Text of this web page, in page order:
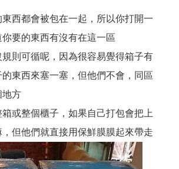
西都會被包在一起，所以你打開一
要的東西有沒有在這一區
則可循呢，因為很容易覺得箱子有
東西來塞一塞，但他們不會，同區
地方
或整個櫃子，如果自己打包會把上
但他們就直接用保鮮膜膜起來帶走